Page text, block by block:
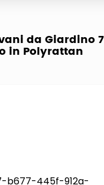
differenziata
da Giardino
in Polyrattan